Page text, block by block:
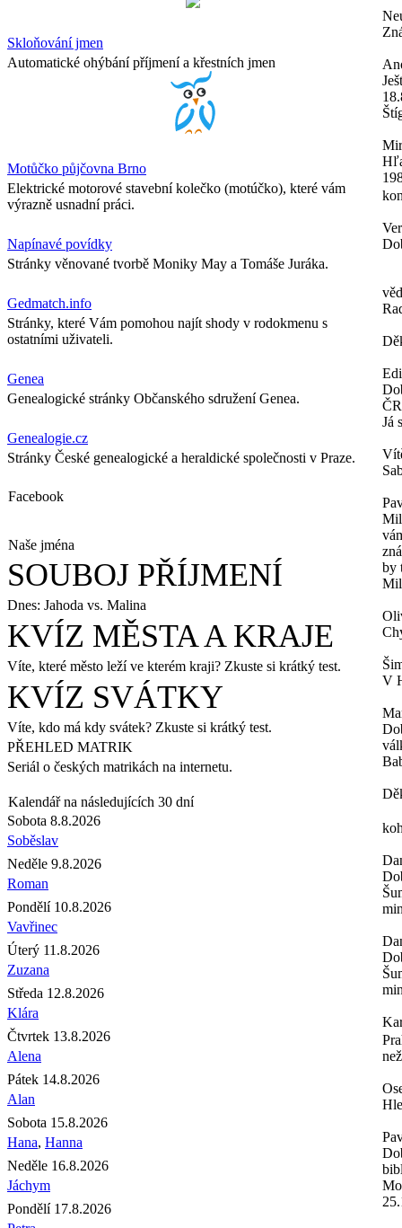
Skloňování jmen
Automatické ohýbání příjmení a křestních jmen
Motůčko půjčovna Brno
Elektrické motorové stavební kolečko (motúčko), které vám
výrazně usnadní práci.
Napínavé povídky
Stránky věnované tvorbě Moniky May a Tomáše Juráka.
Gedmatch.info
Stránky, které Vám pomohou najít shody v rodokmenu s
ostatními uživateli.
Genea
Genealogické stránky Občanského sdružení Genea.
Genealogie.cz
Stránky České genealogické a heraldické společnosti v Praze.
Facebook
Naše jména
SOUBOJ PŘÍJMENÍ
Dnes: Jahoda vs. Malina
KVÍZ MĚSTA A KRAJE
Víte, které město leží ve kterém kraji? Zkuste si krátký test.
KVÍZ SVÁTKY
Víte, kdo má kdy svátek? Zkuste si krátký test.
PŘEHLED MATRIK
Seriál o českých matrikách na internetu.
Kalendář na následujících 30 dní
Sobota 8.8.2026
Soběslav
Neděle 9.8.2026
Roman
Pondělí 10.8.2026
Vavřinec
Úterý 11.8.2026
Zuzana
Středa 12.8.2026
Klára
Čtvrtek 13.8.2026
Alena
Pátek 14.8.2026
Alan
Sobota 15.8.2026
Hana, Hanna
Neděle 16.8.2026
Jáchym
Pondělí 17.8.2026
Já
by
V